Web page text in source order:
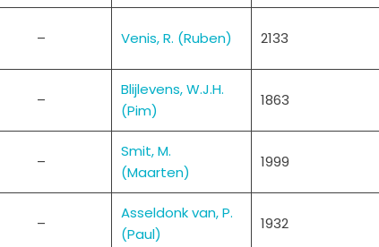
– Venis, R. (Ruben) 2133
–
Blijlevens, W.J.H.
(Pim)
1863
–
Smit, M.
(Maarten)
1999
–
Asseldonk van, P.
(Paul)
1932